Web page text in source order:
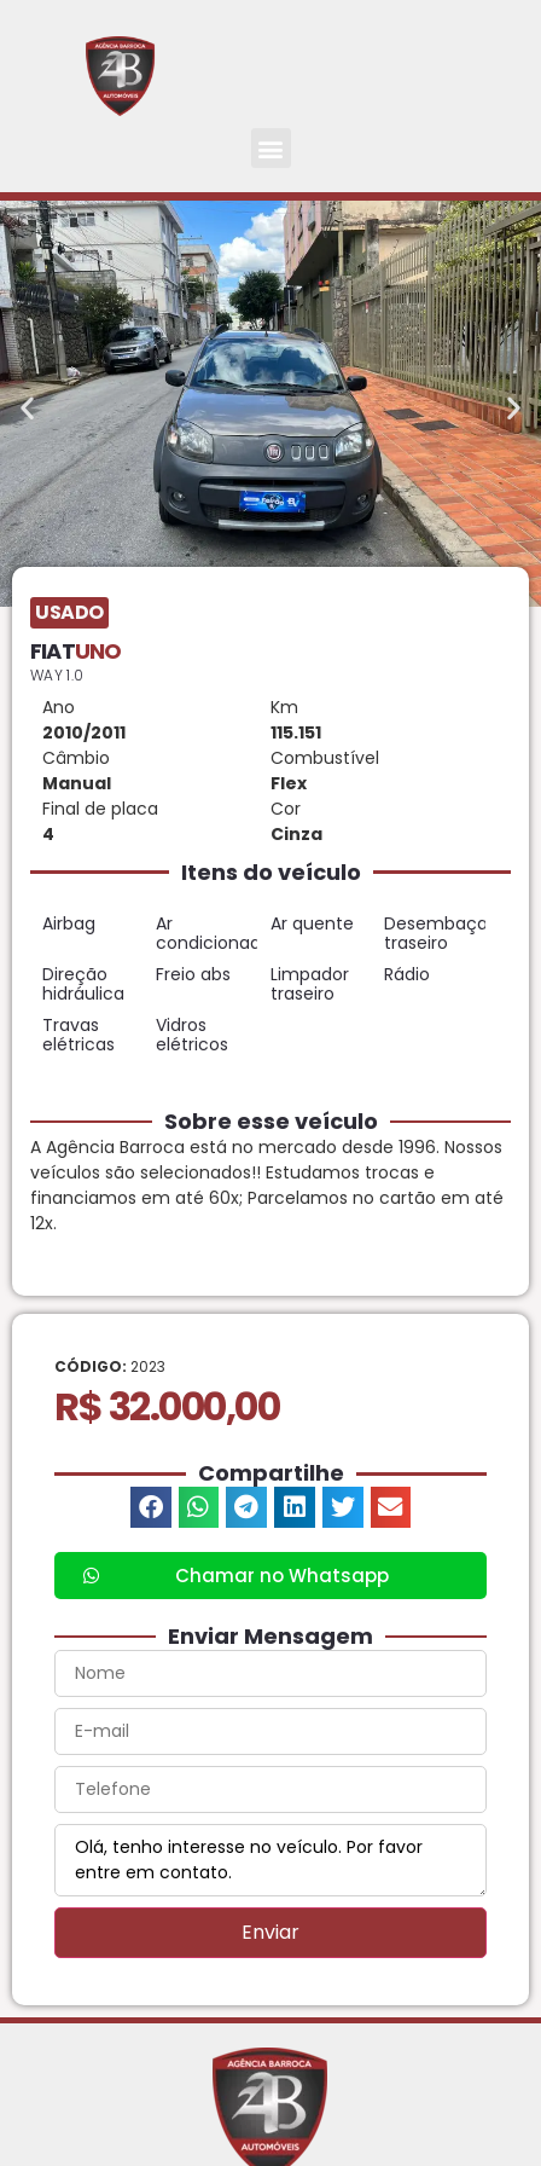
USADO
FIATUNO
WAY 1.0
Ano
2010/2011
Km
115.151
Câmbio
Manual
Combustível
Flex
Final de placa
4
Cor
Cinza
Itens do veículo
Airbag
Ar
condicionado
Ar quente
Desembaçador
traseiro
Direção
hidráulica
Freio abs
Limpador
traseiro
Rádio
Travas
elétricas
Vidros
elétricos
Sobre esse veículo
A Agência Barroca está no mercado desde 1996. Nossos
veículos são selecionados!! Estudamos trocas e
financiamos em até 60x; Parcelamos no cartão em até
12x.
CÓDIGO: 2023
R$ 32.000,00
Compartilhe
Chamar no Whatsapp
Enviar Mensagem
Enviar